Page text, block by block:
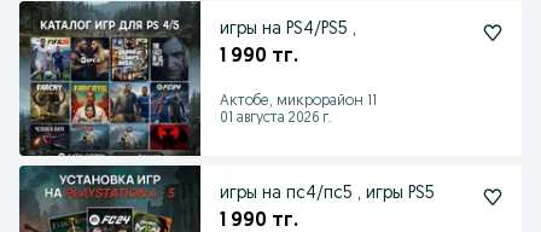
игры на PS4/PS5 ,
1 990 тг.
Актобе, микрорайон 11
01 августа 2026 г.
игры на пс4/пс5 , игры PS5
1 990 тг.